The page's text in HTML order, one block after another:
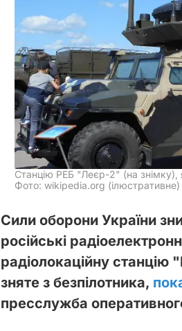
Станцію РЕБ "Леєр-2" (на
Фото: wikipedia.org (ілюстративне)
Сили оборони України
російські
радіолокаційну станцію
зняте з безпілотника,
пресслужба